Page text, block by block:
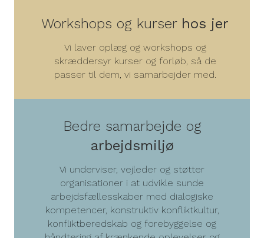
Workshops og kurser hos jer
Vi laver oplæg og workshops og
skræddersyr kurser og forløb, så de
passer til dem, vi samarbejder med.
Bedre samarbejde og
arbejdsmiljø
Vi underviser, vejleder og støtter
organisationer i at udvikle sunde
arbejdsfællesskaber med dialogiske
kompetencer, konstruktiv konfliktkultur,
konfliktberedskab og forebyggelse og